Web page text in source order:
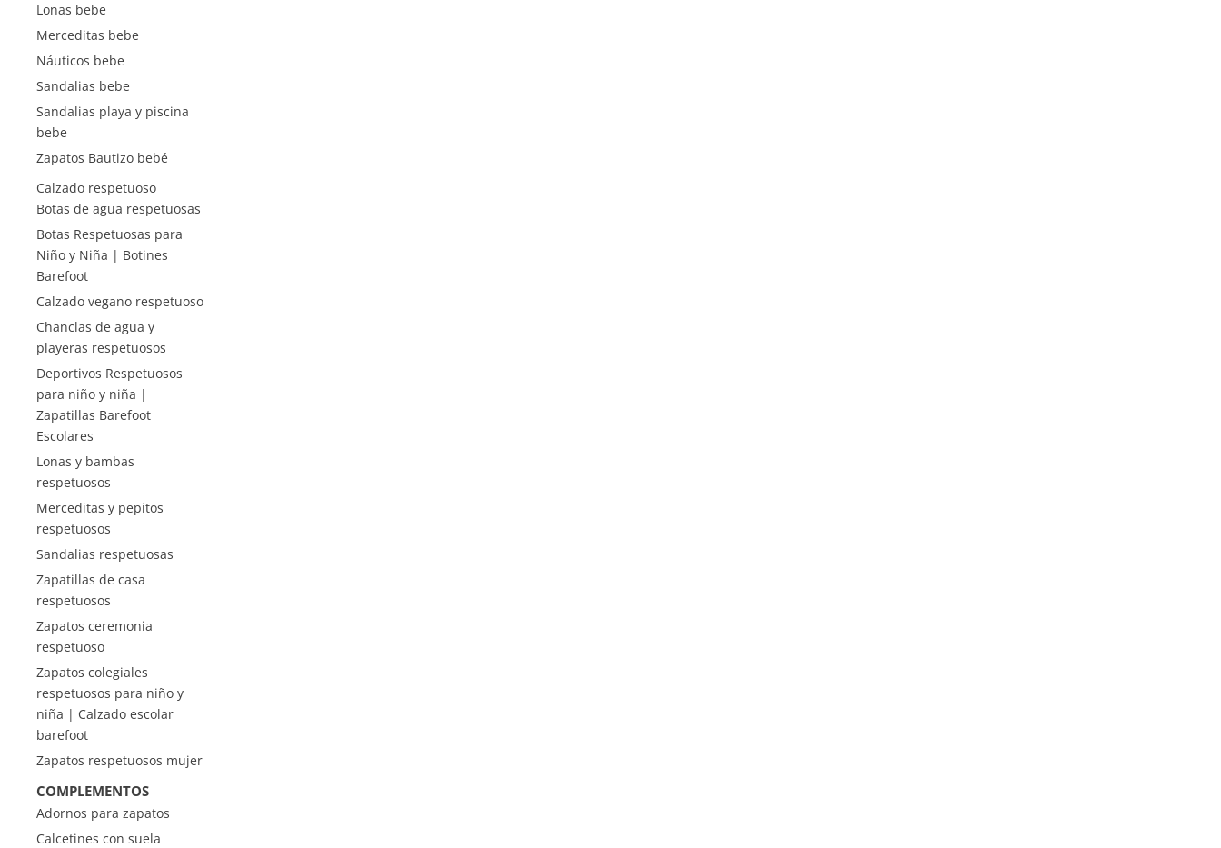
Lonas bebe
Merceditas bebe
Náuticos bebe
Sandalias bebe
Sandalias playa y piscina
bebe
Zapatos Bautizo bebé
Calzado respetuoso
Botas de agua respetuosas
Botas Respetuosas para
Niño y Niña | Botines
Barefoot
Calzado vegano respetuoso
Chanclas de agua y
playeras respetuosos
Deportivos Respetuosos
para niño y niña |
Zapatillas Barefoot
Escolares
Lonas y bambas
respetuosos
Merceditas y pepitos
respetuosos
Sandalias respetuosas
Zapatillas de casa
respetuosos
Zapatos ceremonia
respetuoso
Zapatos colegiales
respetuosos para niño y
niña | Calzado escolar
barefoot
Zapatos respetuosos mujer
COMPLEMENTOS
Adornos para zapatos
Calcetines con suela